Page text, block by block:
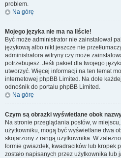
problem.
Na górę
Mojego języka nie ma na liście!
Być może administrator nie zainstalował
językową albo nikt jeszcze nie
administratora witryny czy może
potrzebujesz. Jeśli pakiet dla twojego
utworzyć. Więcej informacji na ten temat
internetowej phpBB Limited. Na dole
odnośnik do portalu phpBB Limited.
Na górę
Czym są obrazki wyświetlane obok
Na stronie przeglądania postów, w
użytkowniku, mogą być wyświetlane dwa
skojarzony z rangą użytkownika. W
formie gwiazdek, kwadracików lub kropek
zostało napisanych przez użytkownika lub